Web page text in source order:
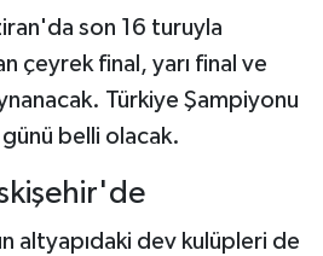
son 16 turuyla
çeyrek final, yarı final ve
Türkiye Şampiyonu
belli olacak.
altyapıdaki dev kulüpleri de